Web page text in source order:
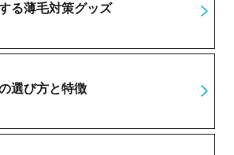
る薄毛対策グッズ
選び方と特徴